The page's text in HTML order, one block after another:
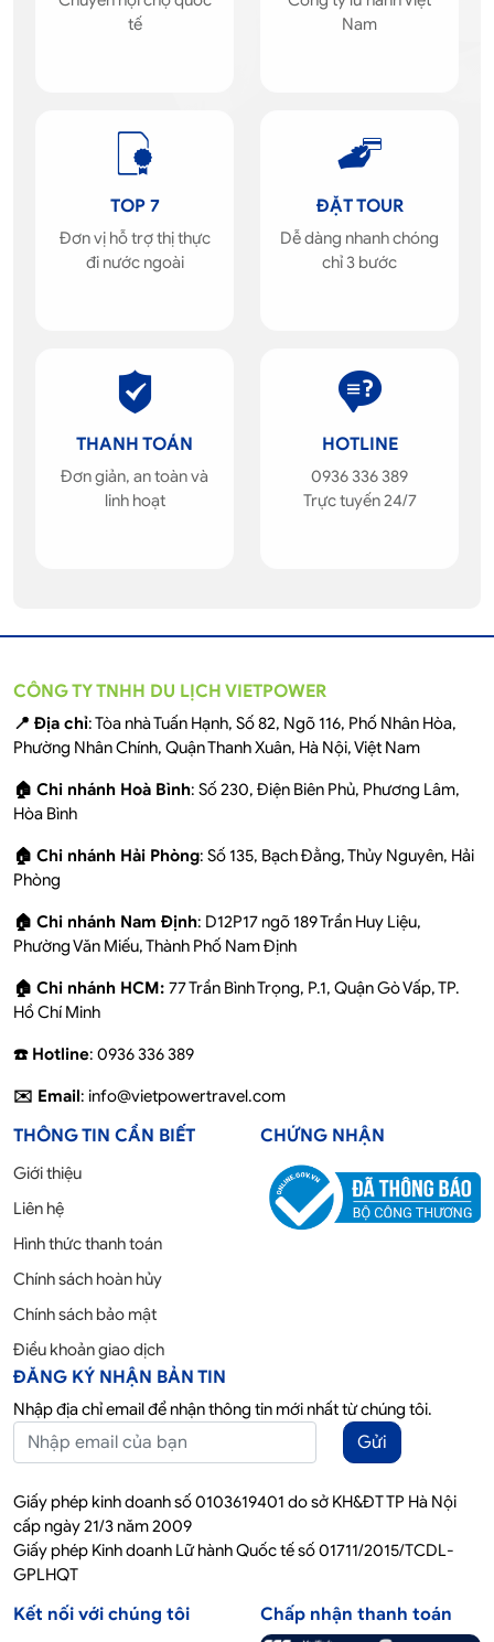
tế
Nam
TOP 7
Đơn vị hỗ trợ thị thực
đi nước ngoài
ĐẶT TOUR
Dễ dàng nhanh chóng
chỉ 3 bước
THANH TOÁN
Đơn giản, an toàn và
linh hoạt
HOTLINE
0936 336 389
Trực tuyến 24/7
CÔNG TY TNHH DU LỊCH VIETPOWER
📍 Địa chỉ: Tòa nhà Tuấn Hạnh, Số 82, Ngõ 116, Phố Nhân Hòa,
Phường Nhân Chính, Quận Thanh Xuân, Hà Nội, Việt Nam
🏠 Chi nhánh Hoà Bình: Số 230, Điện Biên Phủ, Phương Lâm,
Hòa Bình
🏠 Chi nhánh Hải Phòng: Số 135, Bạch Đằng, Thủy Nguyên, Hải
Phòng
🏠 Chi nhánh Nam Định: D12P17 ngõ 189 Trần Huy Liệu,
Phường Văn Miếu, Thành Phố Nam Định
🏠 Chi nhánh HCM: 77 Trần Bình Trọng, P.1, Quận Gò Vấp, TP.
Hồ Chí Minh
☎️ Hotline: 0936 336 389
✉️ Email: info@vietpowertravel.com
THÔNG TIN CẦN BIẾT
Giới thiệu
Liên hệ
Hình thức thanh toán
Chính sách hoàn hủy
Chính sách bảo mật
Điều khoản giao dịch
CHỨNG NHẬN
ĐĂNG KÝ NHẬN BẢN TIN
Nhập địa chỉ email để nhận thông tin mới nhất từ chúng tôi.
Gửi
Giấy phép kinh doanh số 0103619401 do sở KH&ĐT TP Hà Nội
cấp ngày 21/3 năm 2009
Giấy phép Kinh doanh Lữ hành Quốc tế số 01711/2015/TCDL-
GPLHQT
Kết nối với chúng tôi Chấp nhận thanh toán